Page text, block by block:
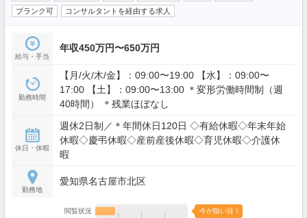
ブランク可
コンサルタントを経由する求人
給与・手当
年収450万円〜650万円
勤務時間
【月/火/木/金】：09:00〜19:00 【水】：09:00〜
17:00 【土】：09:00〜13:00 ＊変形労働時間制（週
40時間） ＊残業ほぼなし
休日・休暇
週休2日制／＊年間休日120日 ◇有給休暇◇年末年始
休暇◇慶弔休暇◇産前産後休暇◇育児休暇◇介護休
暇
勤務地
愛知県名古屋市北区
閲覧状況 今が狙い目！